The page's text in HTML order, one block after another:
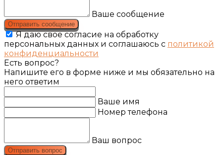
Ваше сообщение
Отправить сообщение
Я даю свое согласие на обработку
персональных данных и соглашаюсь с политикой
конфиденциальности
Есть вопрос?
Напишите его в форме ниже и мы обязательно на
него ответим
Ваше имя
Номер телефона
Ваш вопрос
Отправить вопрос